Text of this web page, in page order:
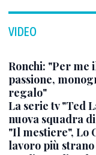
VIDEO
Ronchi: "Per me
passione,
regalo"
La serie tv "Ted
nuova squadra
"Il mestiere", Lo
lavoro più